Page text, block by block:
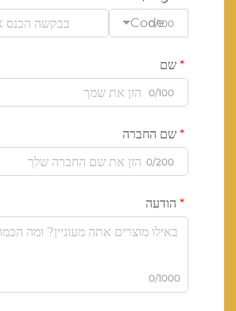
Code
0/100
שם
0/100
שם החברה
0/200
הודעה
0/1000